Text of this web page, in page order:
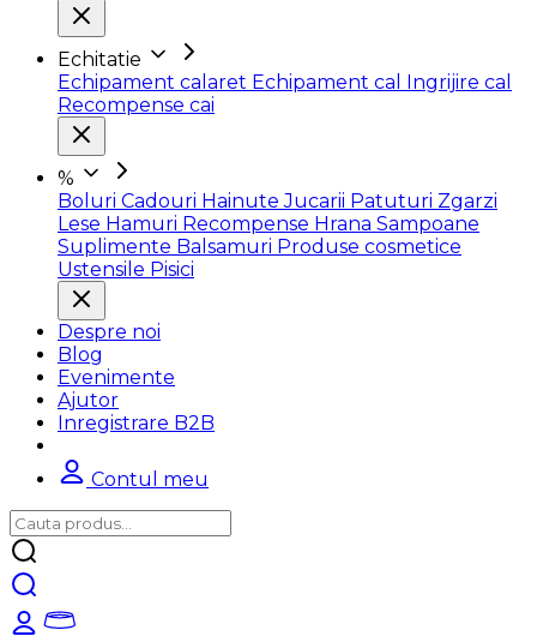
Echitatie
Echipament calaret Echipament cal Ingrijire cal
Recompense cai
%
Boluri Cadouri HainuteJucarii Patuturi Zgarzi
Lese Hamuri Recompense Hrana Sampoane
Suplimente Balsamuri Produse cosmetice
Ustensile Pisici
Despre noi
Blog
Evenimente
Ajutor
Inregistrare B2B
Contul meu